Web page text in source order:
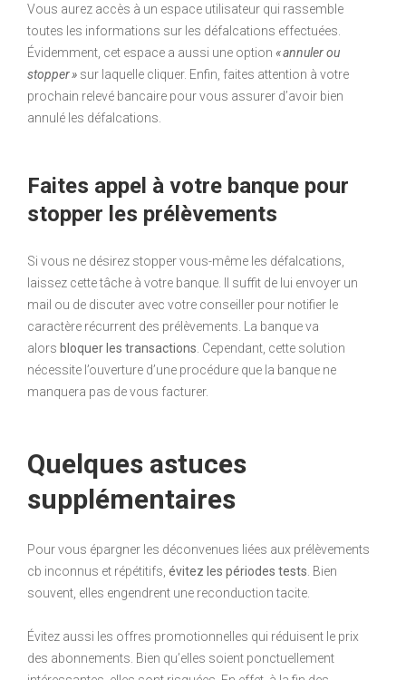
Vous aurez accès à un espace utilisateur qui rassemble
toutes les informations sur les défalcations effectuées.
Évidemment, cet espace a aussi une option « annuler ou
stopper » sur laquelle cliquer. Enfin, faites attention à votre
prochain relevé bancaire pour vous assurer d’avoir bien
annulé les défalcations.
Faites appel à votre banque pour
stopper les prélèvements
Si vous ne désirez stopper vous-même les défalcations,
laissez cette tâche à votre banque. Il suffit de lui envoyer un
mail ou de discuter avec votre conseiller pour notifier le
caractère récurrent des prélèvements. La banque va
alors bloquer les transactions . Cependant, cette solution
nécessite l’ouverture d’une procédure que la banque ne
manquera pas de vous facturer.
Quelques astuces
supplémentaires
Pour vous épargner les déconvenues liées aux prélèvements
cb inconnus et répétitifs, évitez les périodes tests . Bien
souvent, elles engendrent une reconduction tacite.
Évitez aussi les offres promotionnelles qui réduisent le prix
des abonnements. Bien qu’elles soient ponctuellement